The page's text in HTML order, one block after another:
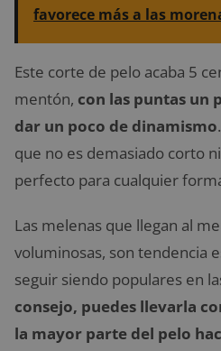
favorece más a las
Este corte de pelo acaba 5
mentón, con las puntas un
dar un poco de dinamismo
que no es demasiado corto
perfecto para cualquier
Las melenas que llegan al
voluminosas, son tendencia
seguir siendo populares en
consejo, puedes llevarla
la mayor parte del pelo